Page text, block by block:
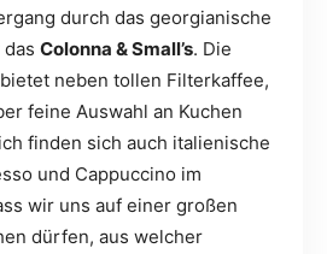
durch das georgianische
Colonna & Small’s. Die
neben tollen Filterkaffee,
feine Auswahl an Kuchen
finden sich auch italienische
und Cappuccino im
wir uns auf einer großen
dürfen, aus welcher